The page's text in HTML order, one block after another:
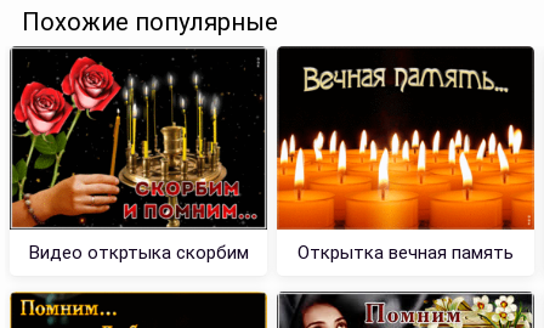
Похожие популярные
Видео откртыка скорбим Открытка вечная память